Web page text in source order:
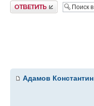
Ответить
Адамов Константин